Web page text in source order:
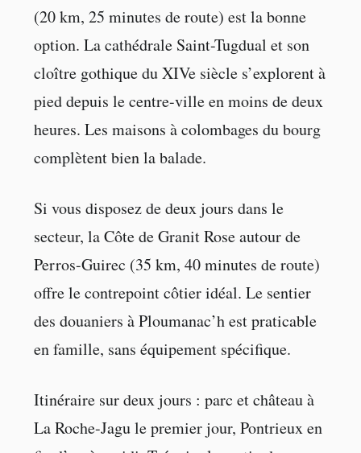
(20 km, 25 minutes de route) est la bonne
option. La cathédrale Saint-Tugdual et son
cloître gothique du XIVe siècle s’explorent à
pied depuis le centre-ville en moins de deux
heures. Les maisons à colombages du bourg
complètent bien la balade.
Si vous disposez de deux jours dans le
secteur, la Côte de Granit Rose autour de
Perros-Guirec (35 km, 40 minutes de route)
offre le contrepoint côtier idéal. Le sentier
des douaniers à Ploumanac’h est praticable
en famille, sans équipement spécifique.
Itinéraire sur deux jours : parc et château à
La Roche-Jagu le premier jour, Pontrieux en